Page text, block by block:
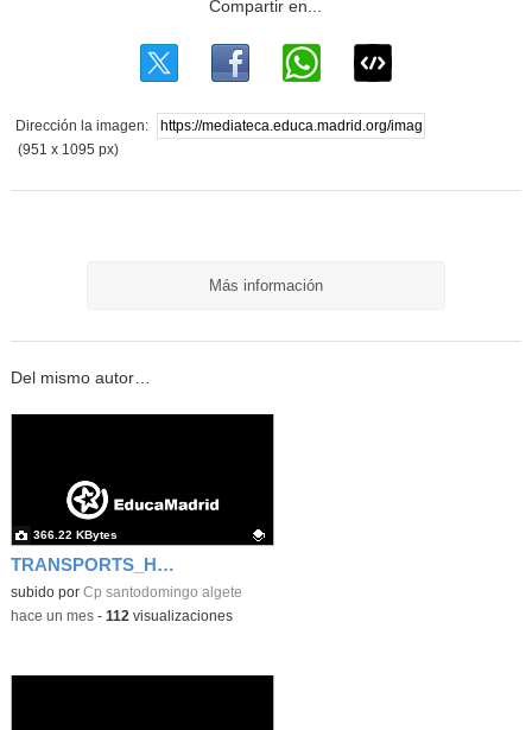
Dirección la imagen:
(951 x 1095 px)
Más información
Del mismo autor…
TRANSPORTS_HENRY FORD
Contenido educativo.
subido por Cp santodomingo algete
366.22 KBytes
-hace un mes- 112 visualizaciones